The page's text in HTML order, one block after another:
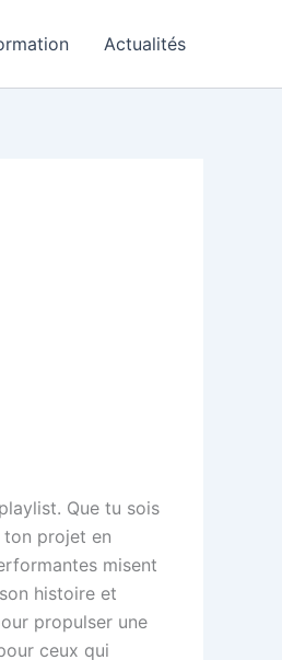
Actualités
Que tu sois
ton projet en
misent
histoire et
propulser une
ceux qui